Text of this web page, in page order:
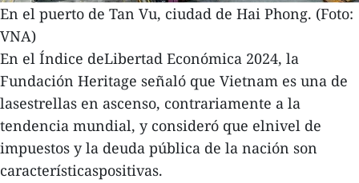
En el puerto de Tan Vu, ciudad de Hai Phong. (Foto:
VNA)
En el Índice deLibertad Económica 2024, la
Fundación Heritage señaló que Vietnam es una de
lasestrellas en ascenso, contrariamente a la
tendencia mundial, y consideró que elnivel de
impuestos y la deuda pública de la nación son
característicaspositivas.